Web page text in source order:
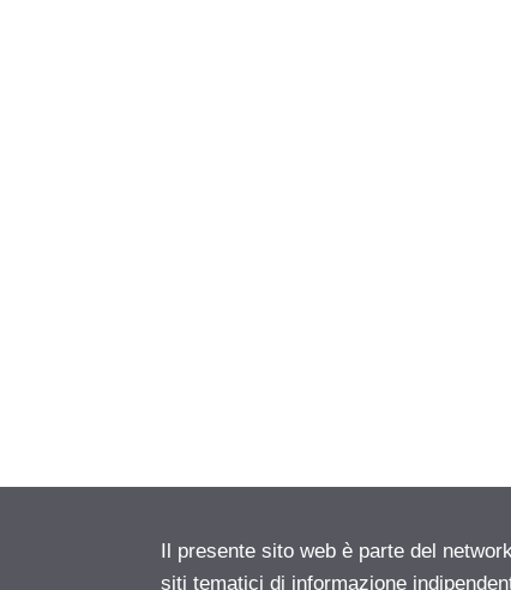
Il presente sito web è parte del
siti tematici di informazione